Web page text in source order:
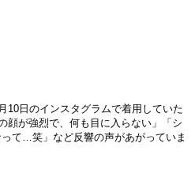
10日のインスタグラムで着用していた
顔が強烈で、何も目に入らない」「シ
て…笑」など反響の声があがっていま